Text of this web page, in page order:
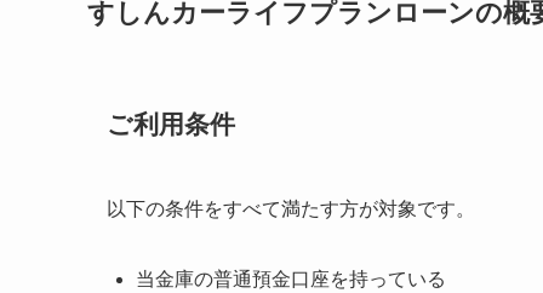
すしんカーライフプランローンの概
ご利用条件
以下の条件をすべて満たす方が対象です。
当金庫の普通預金口座を持っている